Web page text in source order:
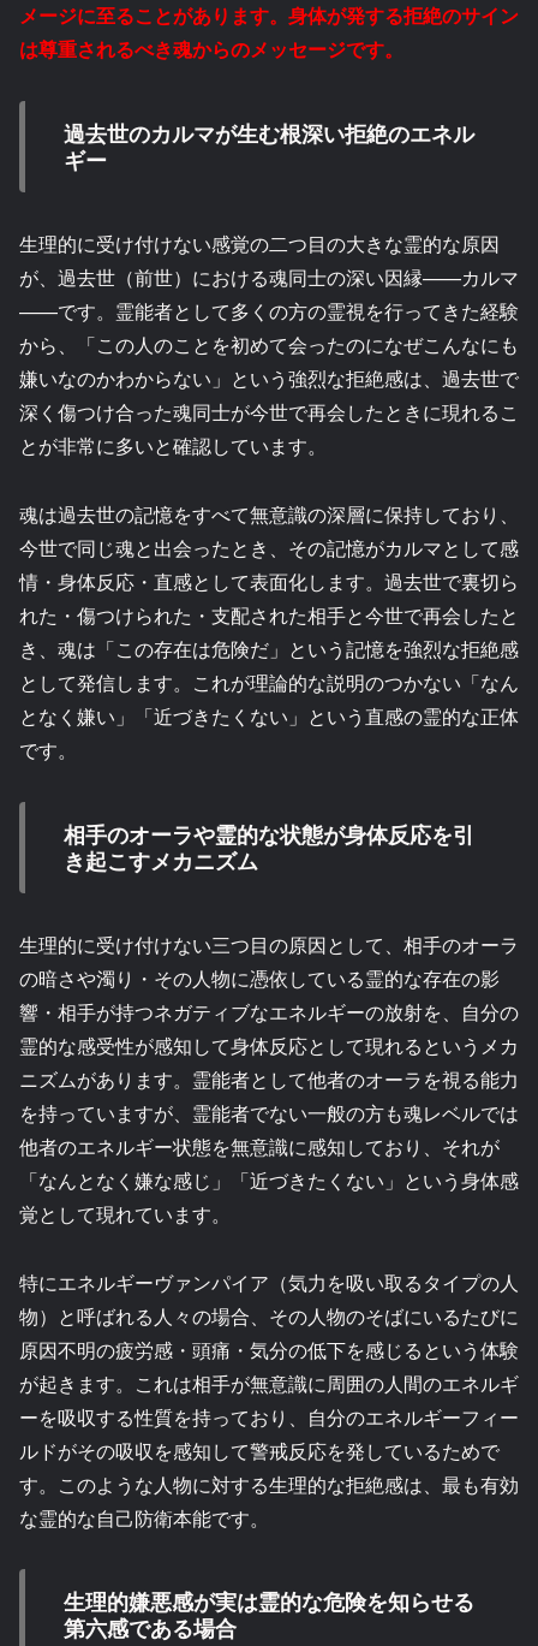
メージに至ることがあります。身体が発する拒絶のサイン
は尊重されるべき魂からのメッセージです。
過去世のカルマが生む根深い拒絶のエネル
ギー
生理的に受け付けない感覚の二つ目の大きな霊的な原因
が、過去世（前世）における魂同士の深い因縁——カルマ
——です。霊能者として多くの方の霊視を行ってきた経験
から、「この人のことを初めて会ったのになぜこんなにも
嫌いなのかわからない」という強烈な拒絶感は、過去世で
深く傷つけ合った魂同士が今世で再会したときに現れるこ
とが非常に多いと確認しています。
魂は過去世の記憶をすべて無意識の深層に保持しており、
今世で同じ魂と出会ったとき、その記憶がカルマとして感
情・身体反応・直感として表面化します。過去世で裏切ら
れた・傷つけられた・支配された相手と今世で再会したと
き、魂は「この存在は危険だ」という記憶を強烈な拒絶感
として発信します。これが理論的な説明のつかない「なん
となく嫌い」「近づきたくない」という直感の霊的な正体
です。
相手のオーラや霊的な状態が身体反応を引
き起こすメカニズム
生理的に受け付けない三つ目の原因として、相手のオーラ
の暗さや濁り・その人物に憑依している霊的な存在の影
響・相手が持つネガティブなエネルギーの放射を、自分の
霊的な感受性が感知して身体反応として現れるというメカ
ニズムがあります。霊能者として他者のオーラを視る能力
を持っていますが、霊能者でない一般の方も魂レベルでは
他者のエネルギー状態を無意識に感知しており、それが
「なんとなく嫌な感じ」「近づきたくない」という身体感
覚として現れています。
特にエネルギーヴァンパイア（気力を吸い取るタイプの人
物）と呼ばれる人々の場合、その人物のそばにいるたびに
原因不明の疲労感・頭痛・気分の低下を感じるという体験
が起きます。これは相手が無意識に周囲の人間のエネルギ
ーを吸収する性質を持っており、自分のエネルギーフィー
ルドがその吸収を感知して警戒反応を発しているためで
す。このような人物に対する生理的な拒絶感は、最も有効
な霊的な自己防衛本能です。
生理的嫌悪感が実は霊的な危険を知らせる
第六感である場合